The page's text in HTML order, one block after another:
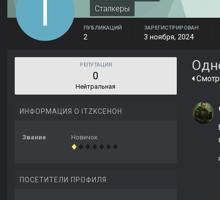
Сталкеры
ПУБЛИКАЦИЙ
2
ЗАРЕГИСТРИРОВАН
3 ноября, 2024
РЕПУТАЦИЯ
0
Нейтральная
ИНФОРМАЦИЯ О ITZKCEHOH
Звание Новичок
ПОСЕТИТЕЛИ ПРОФИЛЯ